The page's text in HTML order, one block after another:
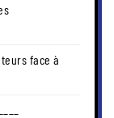
face à